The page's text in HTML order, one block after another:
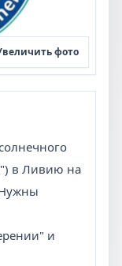
фото
в Ливию на
и